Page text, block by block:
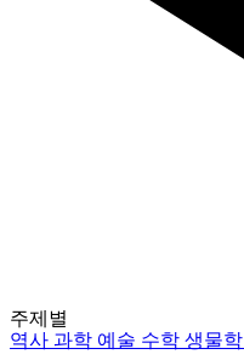
주제별
역사과학 예술 수학생물학